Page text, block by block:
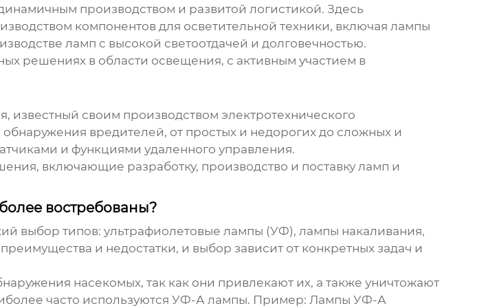
производством и развитой логистикой. Здесь
компонентов для осветительной техники, включая лампы
ламп с высокой светоотдачей и долговечностью.
решениях в области освещения, с активным участием в
своим производством электротехнического
вредителей, от простых и недорогих до сложных и
и функциями удаленного управления.
включающие разработку, производство и поставку ламп и
востребованы?
выбор типов: ультрафиолетовые лампы (УФ), лампы накаливания,
и недостатки, и выбор зависит от конкретных задач и
насекомых, так как они привлекают их, а также уничтожают
часто используются УФ-А лампы. Пример: Лампы УФ-А